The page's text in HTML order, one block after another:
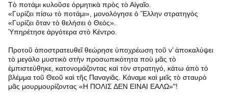
Τὸ ποτάμι κυλοῦσε ὁρμητικὰ πρὸς τὸ Αἰγαῖο.
«Γυρίζει πίσω τὸ ποτάμι», μονολόγησε ὁ Ἕλλην στρατηγὸς
«Γυρίζει ὅταν τὸ θελήσει ὁ Θεός».
Ὑπηρέτησε ἀργότερα στὸ Κέντρο.
Προτοῦ ἀποστρατευθεῖ θεώρησε ὑποχρέωση τοῦ ν’ ἀποκαλύψει
τὸ μεγάλο μυστικὸ στὴν προσωπικότητα ποὺ μᾶς τὸ
ἐμπιστεύθηκε, κατονομάζοντας καὶ τὸν στρατηγό, κάτω ἀπὸ τὸ
βλέμμα τοῦ Θεοῦ καὶ τῆς Παναγιᾶς. Κάναμε καὶ μεῖς τὸ σταυρὸ
μᾶς μουρμουρίζοντας «Η ΠΟΛΙΣ ΔΕΝ ΕΙΝΑΙ ΕΑΛΩ»"!